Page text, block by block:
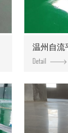
温州自流